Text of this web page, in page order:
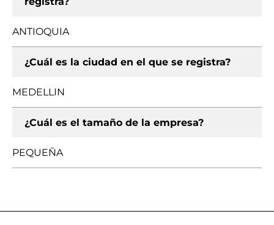
ANTIOQUIA
¿Cuál es la ciudad en el que se registra?
MEDELLIN
¿Cuál es el tamaño de la empresa?
PEQUEÑA